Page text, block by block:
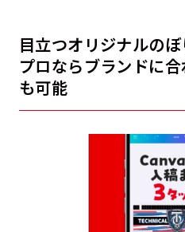
目立つオリジナルの
プロならブランドに
も可能